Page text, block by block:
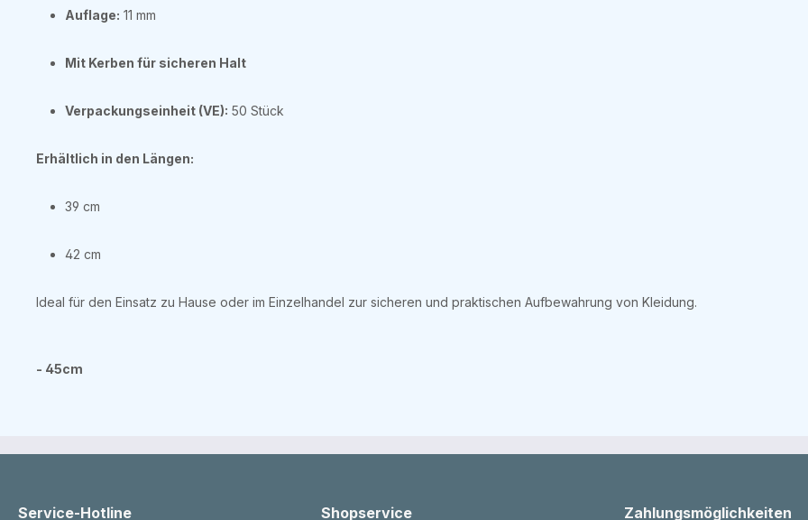
Auflage: 11 mm
Mit Kerben für sicheren Halt
Verpackungseinheit (VE): 50 Stück
Erhältlich in den Längen:
39 cm
42 cm
Ideal für den Einsatz zu Hause oder im Einzelhandel zur sicheren und praktischen Aufbewahrung von Kleidung.
- 45cm
Service-Hotline Shopservice Zahlungsmöglichkeiten